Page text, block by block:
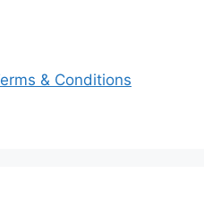
& Conditions